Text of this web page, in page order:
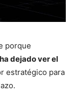
porque
dejado ver el
estratégico para